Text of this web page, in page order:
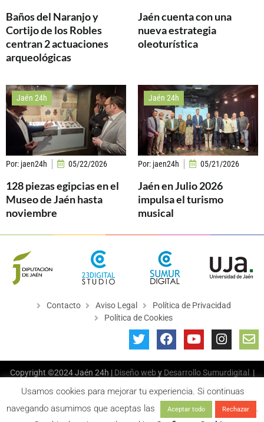
Baños del Naranjo y
Cortijo de los Robles
centran 2 actuaciones
arqueológicas
Jaén cuenta con una
nueva estrategia
oleoturística
Jaén 24h
Por: jaen24h 05/22/2026
128 piezas egipcias en el
Museo de Jaén hasta
noviembre
Jaén 24h
Por: jaen24h 05/21/2026
Jaén en Julio 2026
impulsa el turismo
musical
Contacto Aviso Legal
Política de Privacidad
Política de Cookies
Copyright ©2024 Jaén 24h | Diseño web y Desarrollo Sumurdigital
|
Usamos cookies para mejorar tu experiencia. Si continuas
navegando asumimos que aceptas las
Aceptar todo Rechazar
.